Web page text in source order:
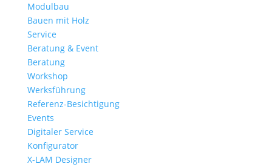
Modulbau
Bauen mit Holz
Service
Beratung & Event
Beratung
Workshop
Werksführung
Referenz-Besichtigung
Events
Digitaler Service
Konfigurator
X-LAM Designer